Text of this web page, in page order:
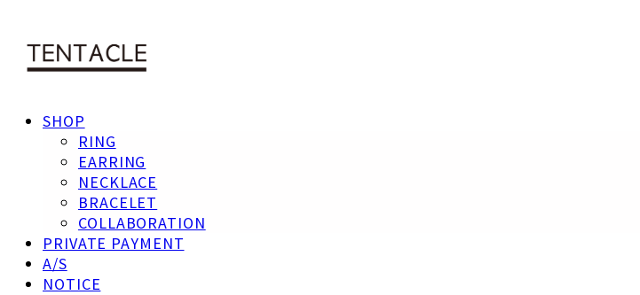
SHOP
RING
EARRING
NECKLACE
BRACELET
COLLABORATION
PRIVATE PAYMENT
A/S
NOTICE